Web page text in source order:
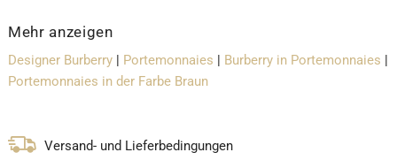
Mehr anzeigen
Designer Burberry | Portemonnaies | Burberry in Portemonnaies |
Portemonnaies in der Farbe Braun
Versand- und Lieferbedingungen